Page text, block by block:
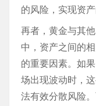
的风险，实现资产
再者，黄金与其
中，资产之间的
的重要因素。如
场出现波动时，
法有效分散风险